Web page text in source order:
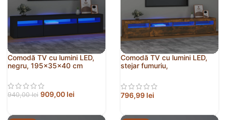
Comodă TV cu lumini LED,
negru, 195x35x40 cm
940,00lei 909,00 lei
Comodă TV cu lumini LED,
stejar fumuriu,
796,99 lei